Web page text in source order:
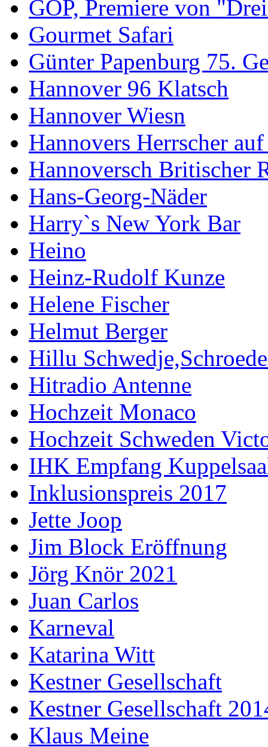
GOP, Premiere von
Gourmet Safari
Günter Papenburg 75.
Hannover 96 Klatsch
Hannover Wiesn
Hannovers Herrscher
Hannoversch Britischer
Hans-Georg-Näder
Harry`s New York Bar
Heino
Heinz-Rudolf Kunze
Helene Fischer
Helmut Berger
Hillu
Hitradio Antenne
Hochzeit Monaco
Hochzeit Schweden
IHK Empfang
Inklusionspreis 2017
Jette Joop
Jim Block Eröffnung
Jörg Knör 2021
Juan Carlos
Karneval
Katarina Witt
Kestner Gesellschaft
Kestner Gesellschaft
Klaus Meine